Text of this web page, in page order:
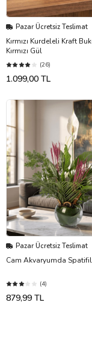
Pazar Ücretsiz Teslimat
Kırmızı Kurdeleli Kraft
Kırmızı Gül
(26)
1.099,00 TL
Pazar Ücretsiz Teslimat
Cam Akvaryumda
(4)
879,99 TL